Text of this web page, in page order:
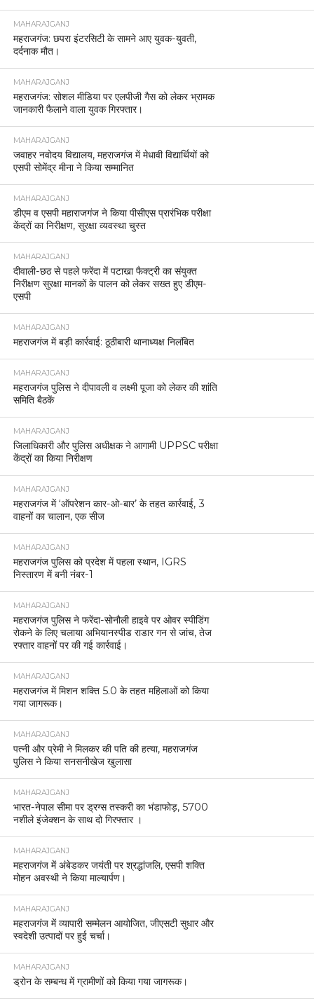
MAHARAJGANJ
महराजगंज: छपरा इंटरसिटी के सामने आए युवक-युवती,
दर्दनाक मौत।
MAHARAJGANJ
महराजगंज: सोशल मीडिया पर एलपीजी गैस को लेकर भ्रामक
जानकारी फैलाने वाला युवक गिरफ्तार।
MAHARAJGANJ
जवाहर नवोदय विद्यालय, महराजगंज में मेधावी विद्यार्थियों को
एसपी सोमेंद्र मीना ने किया सम्मानित
MAHARAJGANJ
डीएम व एसपी महाराजगंज ने किया पीसीएस प्रारंभिक परीक्षा
केंद्रों का निरीक्षण, सुरक्षा व्यवस्था चुस्त
MAHARAJGANJ
दीवाली-छठ से पहले फरेंदा में पटाखा फैक्ट्री का संयुक्त
निरीक्षण सुरक्षा मानकों के पालन को लेकर सख्त हुए डीएम-
एसपी
MAHARAJGANJ
महराजगंज में बड़ी कार्रवाई: ठूठीबारी थानाध्यक्ष निलंबित
MAHARAJGANJ
महराजगंज पुलिस ने दीपावली व लक्ष्मी पूजा को लेकर की शांति
समिति बैठकें
MAHARAJGANJ
जिलाधिकारी और पुलिस अधीक्षक ने आगामी UPPSC परीक्षा
केंद्रों का किया निरीक्षण
MAHARAJGANJ
महराजगंज में ‘ऑपरेशन कार-ओ-बार’ के तहत कार्रवाई, 3
वाहनों का चालान, एक सीज
MAHARAJGANJ
महराजगंज पुलिस को प्रदेश में पहला स्थान, IGRS
निस्तारण में बनी नंबर-1
MAHARAJGANJ
महराजगंज पुलिस ने फरेंदा-सोनौली हाइवे पर ओवर स्पीडिंग
रोकने के लिए चलाया अभियानस्पीड राडार गन से जांच, तेज
रफ्तार वाहनों पर की गई कार्रवाई।
MAHARAJGANJ
महराजगंज में मिशन शक्ति 5.0 के तहत महिलाओं को किया
गया जागरूक।
MAHARAJGANJ
पत्नी और प्रेमी ने मिलकर की पति की हत्या, महराजगंज
पुलिस ने किया सनसनीखेज खुलासा
MAHARAJGANJ
भारत-नेपाल सीमा पर ड्रग्स तस्करी का भंडाफोड़, 5700
नशीले इंजेक्शन के साथ दो गिरफ्तार ।
MAHARAJGANJ
महराजगंज में अंबेडकर जयंती पर श्रद्धांजलि, एसपी शक्ति
मोहन अवस्थी ने किया माल्यार्पण।
MAHARAJGANJ
महराजगंज में व्यापारी सम्मेलन आयोजित, जीएसटी सुधार और
स्वदेशी उत्पादों पर हुई चर्चा।
MAHARAJGANJ
ड्रोन के सम्बन्ध में ग्रामीणों को किया गया जागरूक।